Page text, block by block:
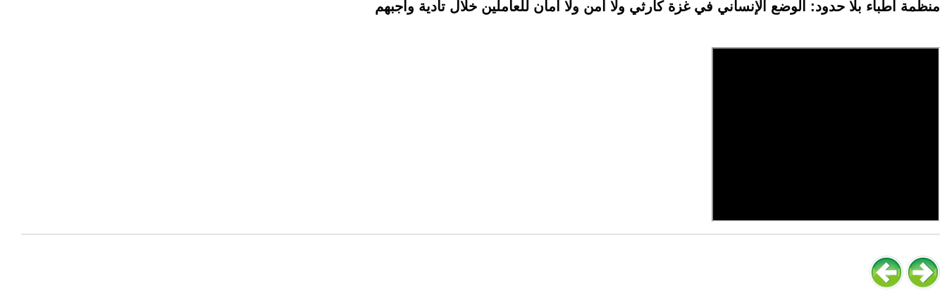
منظمة أطباء بلا حدود: الوضع الإنساني في غزة كارثي ولا أمن ولا أمان للعاملين خلال تأدية واجبهم